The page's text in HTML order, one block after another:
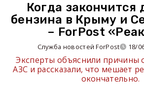
Когда закончится
бензина в Крыму и
– ForPost
Служба новостей ForPost 18/
Эксперты объяснили причины
АЗС и рассказали, что мешает
окончательно.